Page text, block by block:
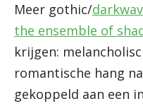
Meer gothic/
the ensemble of
krijgen:
romantische hang
gekoppeld aan een